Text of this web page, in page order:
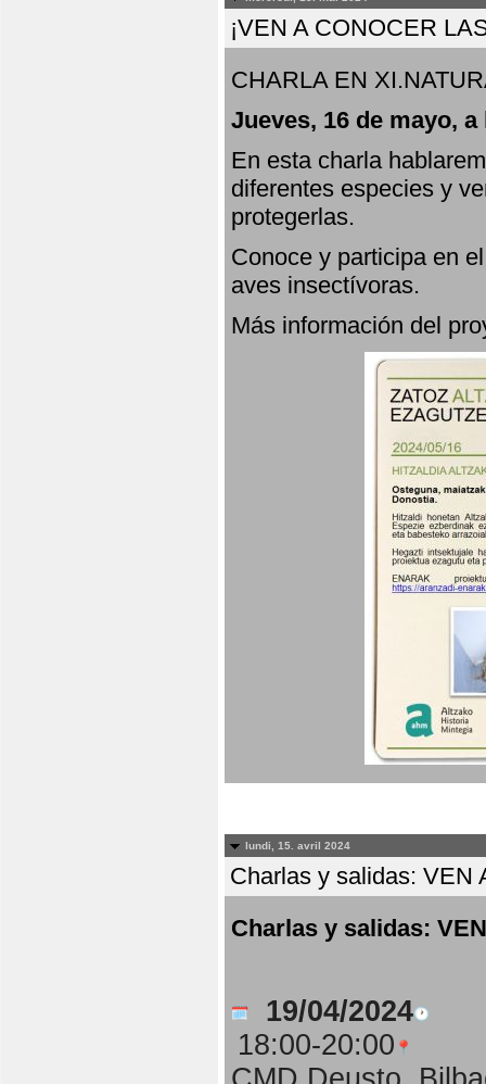
¡VEN A CONOCER
CHARLA EN
Jueves, 16 de mayo,
En esta charla
diferentes especies y
protegerlas.
Conoce y participa en
aves insectívoras.
Más información del
lundi, 15. avril 2024
Charlas y salidas: VEN
Charlas y salidas:
19/04/2024
18:00-20:00